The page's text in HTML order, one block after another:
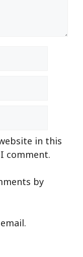
in this
comment.
by